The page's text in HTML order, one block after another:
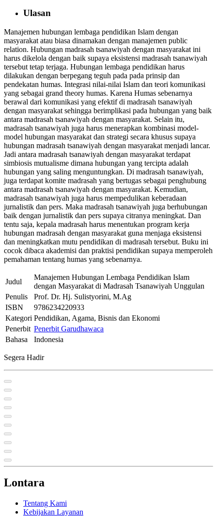
Ulasan
Manajemen hubungan lembaga pendidikan Islam dengan
masyarakat atau biasa dinamakan dengan manajemen public
relation. Hubungan madrasah tsanawiyah dengan masyarakat ini
harus dikelola dengan baik supaya eksistensi madrasah tsanawiyah
tersebut tetap terjaga. Hubungan lembaga pendidikan harus
dilakukan dengan berpegang teguh pada pada prinsip dan
pendekatan humas. Integrasi nilai-nilai Islam dan teori komunikasi
yang sebagai grand theory humas. Karena Humas sebenarnya
berawal dari komunikasi yang efektif di madrasah tsanawiyah
dengan masyarakat sehingga berimplikasi pada hubungan yang baik
antara madrasah tsanawiyah dengan masyarakat. Selain itu,
madrasah tsanawiyah juga harus menerapkan kombinasi model-
model hubungan masyarakat dan strategi secara khusus supaya
hubungan madrasah tsanawiyah dengan masyarakat menjadi lancar.
Jadi antara madrasah tsanawiyah dengan masyarakat terdapat
simbiosis mutualisme dimana hubungan yang tercipta adalah
hubungan yang saling menguntungkan. Di madrasah tsanawiyah,
juga terdapat komite madrasah yang bertugas sebagai penghubung
antara madrasah tsanawiyah dengan masyarakat. Kemudian,
madrasah tsanawiyah juga harus mempedulikan keberadaan
jurnalistik dan pers. Maka madrasah tsanawiyah juga berhubungan
baik dengan jurnalistik dan pers supaya citranya meningkat. Dan
tentu saja, kepala madrasah harus menentukan program kerja
hubungan madrasah dengan masyarakat guna menjaga eksistensi
dan meningkatkan mutu pendidikan di madrasah tersebut. Buku ini
cocok dibaca akademisi dan praktisi pendidikan supaya memperoleh
pemahaman tentang humas yang sebenarnya.
Judul
Manajemen Hubungan Lembaga Pendidikan Islam
dengan Masyarakat di Madrasah Tsanawiyah Unggulan
Penulis
Prof. Dr. Hj. Sulistyorini, M.Ag
ISBN
9786234220933
Kategori Pendidikan, Agama, Bisnis dan Ekonomi
Penerbit Penerbit Garudhawaca
Bahasa
Indonesia
Segera Hadir
Lontara
Tentang Kami
Kebijakan Layanan